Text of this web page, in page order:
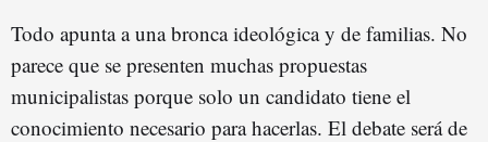
Todo apunta a una bronca ideológica y de familias. No
parece que se presenten muchas propuestas
municipalistas porque solo un candidato tiene el
conocimiento necesario para hacerlas. El debate será de